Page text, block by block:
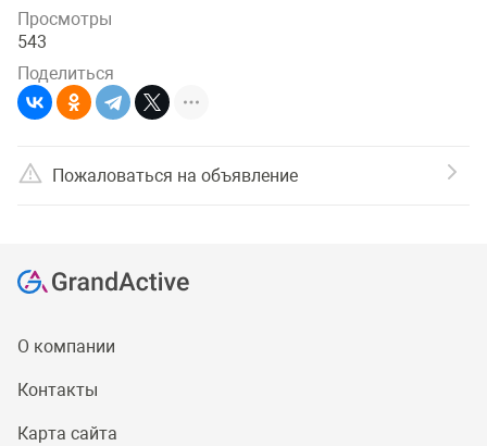
Просмотры
543
Поделиться
Пожаловаться на объявление
О компании
Контакты
Карта сайта